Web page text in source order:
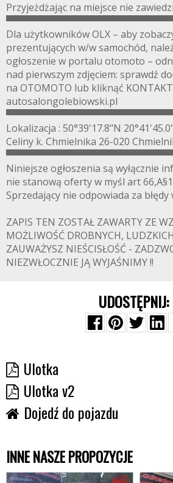
Przyjeżdżając na miejsce nie
Dla użytkowników OLX – aby
prezentujących w/w samochód,
ogłoszenie w portalu otomoto –
nad pierwszym zdjęciem: sprawdź
na OTOMOTO lub kliknąć KONTAKT
autosalongolebiowski.pl
Lokalizacja : 50°39'17.8"N
Celiny k. Chmielnika 26-020
Niniejsze ogłoszenia są wyłącznie
nie stanową oferty w myśl art
Sprzedający nie odpowiada za błędy
ZAPIS TEN ZOSTAŁ ZAWARTY ZE
MOŻLIWOŚĆ DROBNYCH,
ZAUWAŻYSZ NIEŚCISŁOŚĆ -
NIEZWŁOCZNIE JĄ WYJAŚNIMY !!
UDOSTĘPNIJ:
Ulotka
Ulotka v2
Dojedź do pojazdu
INNE NASZE PROPOZYCJE